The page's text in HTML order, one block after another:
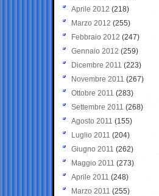
Aprile 2012 (218)
Marzo 2012 (255)
Febbraio 2012 (247)
Gennaio 2012 (259)
Dicembre 2011 (223)
Novembre 2011 (267)
Ottobre 2011 (283)
Settembre 2011 (268)
Agosto 2011 (155)
Luglio 2011 (204)
Giugno 2011 (262)
Maggio 2011 (273)
Aprile 2011 (248)
Marzo 2011 (255)